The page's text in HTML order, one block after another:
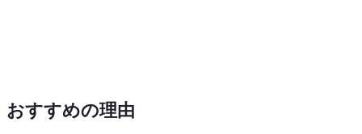
おすすめの理由